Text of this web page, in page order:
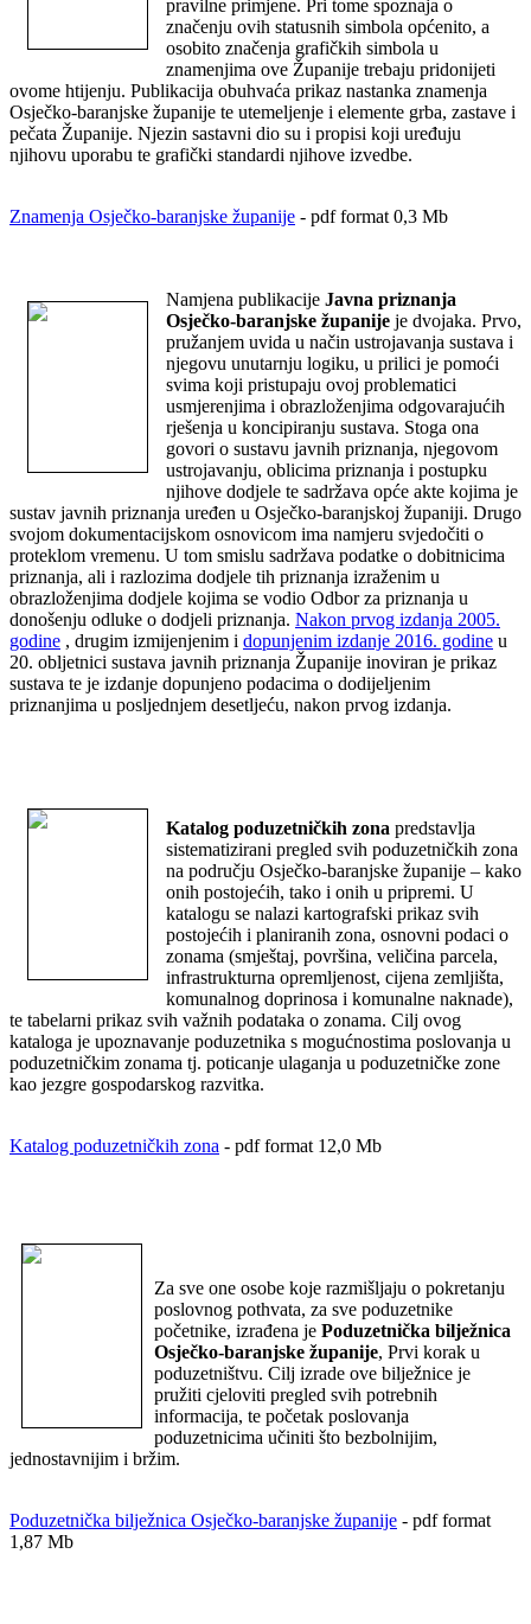
pravilne primjene. Pri tome spoznaja o
značenju ovih statusnih simbola općenito, a
osobito značenja grafičkih simbola u
znamenjima ove Županije trebaju pridonijeti
ovome htijenju. Publikacija obuhvaća prikaz nastanka znamenja
Osječko-baranjske županije te utemeljenje i elemente grba, zastave i
pečata Županije. Njezin sastavni dio su i propisi koji uređuju
njihovu uporabu te grafički standardi njihove izvedbe.
Znamenja Osječko-baranjske županije - pdf format 0,3 Mb
Namjena publikacije Javna priznanja
Osječko-baranjske županije je dvojaka. Prvo,
pružanjem uvida u način ustrojavanja sustava i
njegovu unutarnju logiku, u prilici je pomoći
svima koji pristupaju ovoj problematici
usmjerenjima i obrazloženjima odgovarajućih
rješenja u koncipiranju sustava. Stoga ona
govori o sustavu javnih priznanja, njegovom
ustrojavanju, oblicima priznanja i postupku
njihove dodjele te sadržava opće akte kojima je
sustav javnih priznanja uređen u Osječko-baranjskoj županiji. Drugo
svojom dokumentacijskom osnovicom ima namjeru svjedočiti o
proteklom vremenu. U tom smislu sadržava podatke o dobitnicima
priznanja, ali i razlozima dodjele tih priznanja izraženim u
obrazloženjima dodjele kojima se vodio Odbor za priznanja u
donošenju odluke o dodjeli priznanja. Nakon prvog izdanja 2005.
godine , drugim izmijenjenim i dopunjenim izdanje 2016. godine u
20. obljetnici sustava javnih priznanja Županije inoviran je prikaz
sustava te je izdanje dopunjeno podacima o dodijeljenim
priznanjima u posljednjem desetljeću, nakon prvog izdanja.
Katalog poduzetničkih zona predstavlja
sistematizirani pregled svih poduzetničkih zona
na području Osječko-baranjske županije – kako
onih postojećih, tako i onih u pripremi. U
katalogu se nalazi kartografski prikaz svih
postojećih i planiranih zona, osnovni podaci o
zonama (smještaj, površina, veličina parcela,
infrastrukturna opremljenost, cijena zemljišta,
komunalnog doprinosa i komunalne naknade),
te tabelarni prikaz svih važnih podataka o zonama. Cilj ovog
kataloga je upoznavanje poduzetnika s mogućnostima poslovanja u
poduzetničkim zonama tj. poticanje ulaganja u poduzetničke zone
kao jezgre gospodarskog razvitka.
Katalog poduzetničkih zona - pdf format 12,0 Mb
Za sve one osobe koje razmišljaju o pokretanju
poslovnog pothvata, za sve poduzetnike
početnike, izrađena je Poduzetnička bilježnica
Osječko-baranjske županije, Prvi korak u
poduzetništvu. Cilj izrade ove bilježnice je
pružiti cjeloviti pregled svih potrebnih
informacija, te početak poslovanja
poduzetnicima učiniti što bezbolnijim,
jednostavnijim i bržim.
Poduzetnička bilježnica Osječko-baranjske županije - pdf format
1,87 Mb